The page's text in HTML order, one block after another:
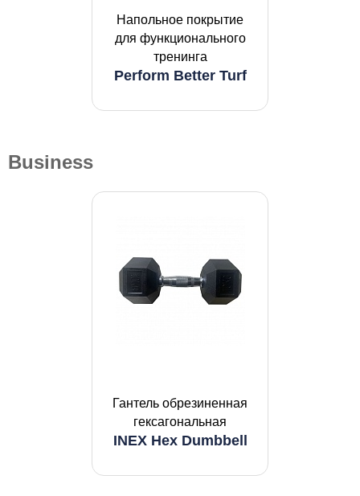
Напольное покрытие
для функционального
тренинга
Perform Better Turf
Business
Гантель обрезиненная
гексагональная
INEX Hex Dumbbell